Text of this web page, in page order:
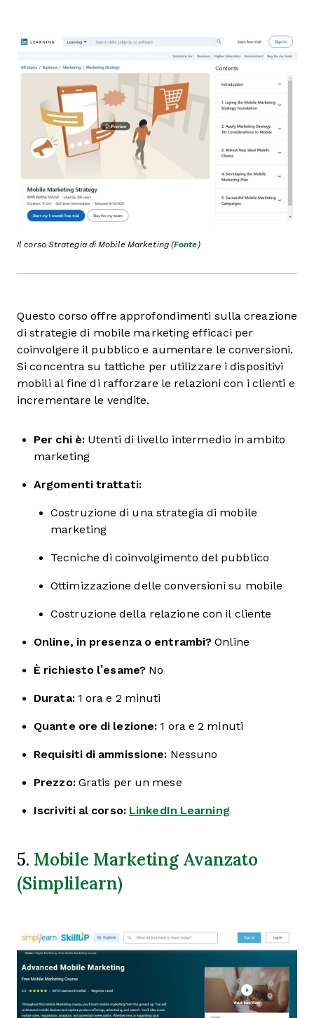
Il corso Strategia di Mobile Marketing (Fonte)
Questo corso offre approfondimenti sulla creazione
di strategie di mobile marketing efficaci per
coinvolgere il pubblico e aumentare le conversioni.
Si concentra su tattiche per utilizzare i dispositivi
mobili al fine di rafforzare le relazioni con i clienti e
incrementare le vendite.
Per chi è: Utenti di livello intermedio in ambito
marketing
Argomenti trattati:
Costruzione di una strategia di mobile
marketing
Tecniche di coinvolgimento del pubblico
Ottimizzazione delle conversioni su mobile
Costruzione della relazione con il cliente
Online, in presenza o entrambi? Online
È richiesto l’esame? No
Durata:1 ora e 2 minuti
Quante ore di lezione: 1 ora e 2 minuti
Requisiti di ammissione: Nessuno
Prezzo:Gratis per un mese
Iscriviti al corso: LinkedIn Learning
5. Mobile Marketing Avanzato
(Simplilearn)